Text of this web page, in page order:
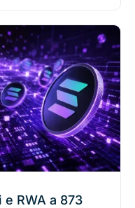
e RWA a 873